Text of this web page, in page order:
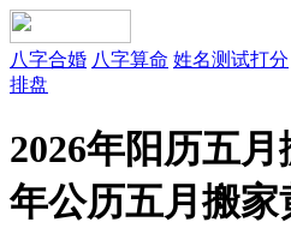
八字合婚 八字算命 姓名测试打分
排盘
2026年阳历五
年公历五月搬家